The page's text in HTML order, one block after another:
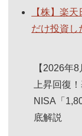
【株】楽
だけ投資し
【2026年
上昇回復
NISA「
底解説